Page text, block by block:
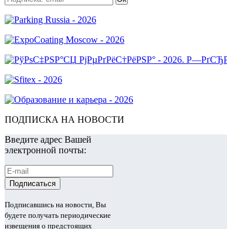
ПОДПИСКА НА НОВОСТИ
Введите адрес Вашей
электронной почты:
Подписавшись на новости, Вы
будете получать периодические
извещения о предстоящих